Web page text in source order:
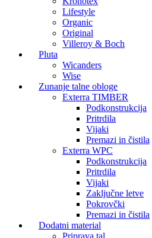
Lifestyle
Organic
Original
Villeroy & Boch
Pluta
Wicanders
Wise
Zunanje talne obloge
Exterra TIMBER
Podkonstrukcija
Pritrdila
Vijaki
Premazi in čistila
Exterra WPC
Podkonstrukcija
Pritrdila
Vijaki
Zaključne letve
Pokrovčki
Premazi in čistila
Dodatni material
Priprava tal